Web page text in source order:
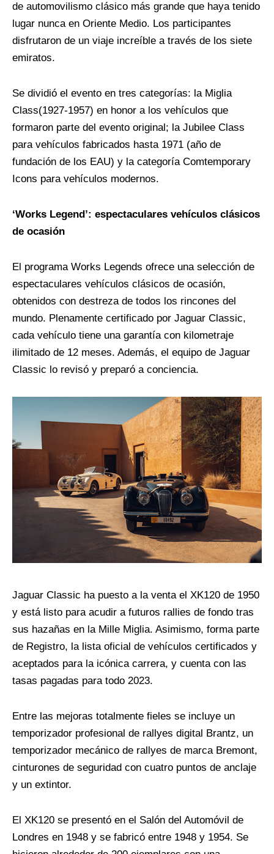
de automovilismo clásico más grande que haya tenido
lugar nunca en Oriente Medio. Los participantes
disfrutaron de un viaje increíble a través de los siete
emiratos.
Se dividió el evento en tres categorías: la Miglia
Class(1927-1957) en honor a los vehículos que
formaron parte del evento original; la Jubilee Class
para vehículos fabricados hasta 1971 (año de
fundación de los EAU) y la categoría Comtemporary
Icons para vehículos modernos.
‘Works Legend ’: espectaculares vehículos clásicos
de ocasión
El programa Works Legends ofrece una selección de
espectaculares vehículos clásicos de ocasión,
obtenidos con destreza de todos los rincones del
mundo. Plenamente certificado por Jaguar Classic,
cada vehículo tiene una garantía con kilometraje
ilimitado de 12 meses. Además, el equipo de Jaguar
Classic lo revisó y preparó a conciencia.
Jaguar Classic ha puesto a la venta el XK120 de 1950
y está listo para acudir a futuros rallies de fondo tras
sus hazañas en la Mille Miglia. Asimismo, forma parte
de Registro, la lista oficial de vehículos certificados y
aceptados para la icónica carrera, y cuenta con las
tasas pagadas para todo 2023.
Entre las mejoras totalmente fieles se incluye un
temporizador profesional de rall yes digital Brantz, un
temporizador mecánico de rall yes de marca Bremont,
cinturones de seguridad con cuatro puntos de anclaje
y un extintor.
El XK120 se presentó en el Salón del Automóvil de
Londres en 1948 y se fabricó entre 1948 y 1954. Se